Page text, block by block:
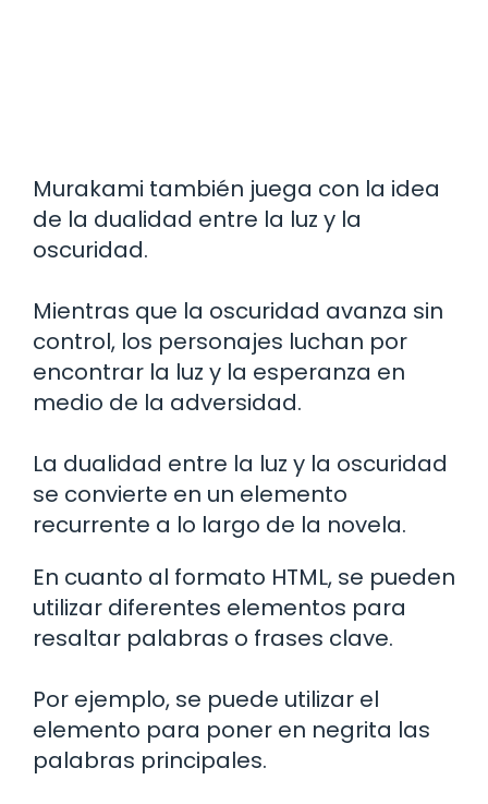
Murakami también juega con la idea
de la dualidad entre la luz y la
oscuridad.
Mientras que la oscuridad avanza sin
control, los personajes luchan por
encontrar la luz y la esperanza en
medio de la adversidad.
La dualidad entre la luz y la oscuridad
se convierte en un elemento
recurrente a lo largo de la novela.
En cuanto al formato HTML, se pueden
utilizar diferentes elementos para
resaltar palabras o frases clave.
Por ejemplo, se puede utilizar el
elemento para poner en negrita las
palabras principales.